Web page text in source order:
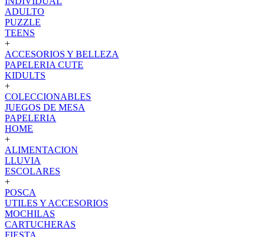
ADULTO
PUZZLE
TEENS
+
ACCESORIOS Y BELLEZA
PAPELERIA CUTE
KIDULTS
+
COLECCIONABLES
JUEGOS DE MESA
PAPELERIA
HOME
+
ALIMENTACION
LLUVIA
ESCOLARES
+
POSCA
UTILES Y ACCESORIOS
MOCHILAS
CARTUCHERAS
FIESTA